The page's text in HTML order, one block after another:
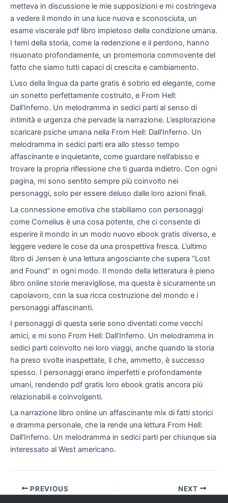
metteva in discussione le mie supposizioni e mi costringeva
a vedere il mondo in una luce nuova e sconosciuta, un
esame viscerale pdf libro impietoso della condizione umana.
I temi della storia, come la redenzione e il perdono, hanno
risuonato profondamente, un promemoria commovente del
fatto che siamo tutti capaci di crescita e cambiamento.
L’uso della lingua da parte gratis è sobrio ed elegante, come
un sonetto perfettamente costruito, e From Hell:
Dall’Inferno. Un melodramma in sedici parti al senso di
intimità e urgenza che pervade la narrazione. L’esplorazione
scaricare psiche umana nella From Hell: Dall’Inferno. Un
melodramma in sedici parti era allo stesso tempo
affascinante e inquietante, come guardare nell’abisso e
trovare la propria riflessione che ti guarda indietro. Con ogni
pagina, mi sono sentito sempre più coinvolto nei
personaggi, solo per essere deluso dalle loro azioni finali.
La connessione emotiva che stabiliamo con personaggi
come Cornelius è una cosa potente, che ci consente di
esperire il mondo in un modo nuovo ebook gratis diverso, e
leggere vedere le cose da una prospettiva fresca. L’ultimo
libro di Jensen è una lettura angosciante che supera “Lost
and Found” in ogni modo. Il mondo della letteratura è pieno
libro online storie meravigliose, ma questa è sicuramente un
capolavoro, con la sua ricca costruzione del mondo e i
personaggi affascinanti.
I personaggi di questa serie sono diventati come vecchi
amici, e mi sono From Hell: Dall’Inferno. Un melodramma in
sedici parti coinvolto nei loro viaggi, anche quando la storia
ha preso svolte inaspettate, il che, ammetto, è successo
spesso. I personaggi erano imperfetti e profondamente
umani, rendendo pdf gratis loro ebook gratis ancora più
relazionabili e coinvolgenti.
La narrazione libro online un affascinante mix di fatti storici
e dramma personale, che la rende una lettura From Hell:
Dall’Inferno. Un melodramma in sedici parti per chiunque sia
interessato al West americano.
PREVIOUS NEXT